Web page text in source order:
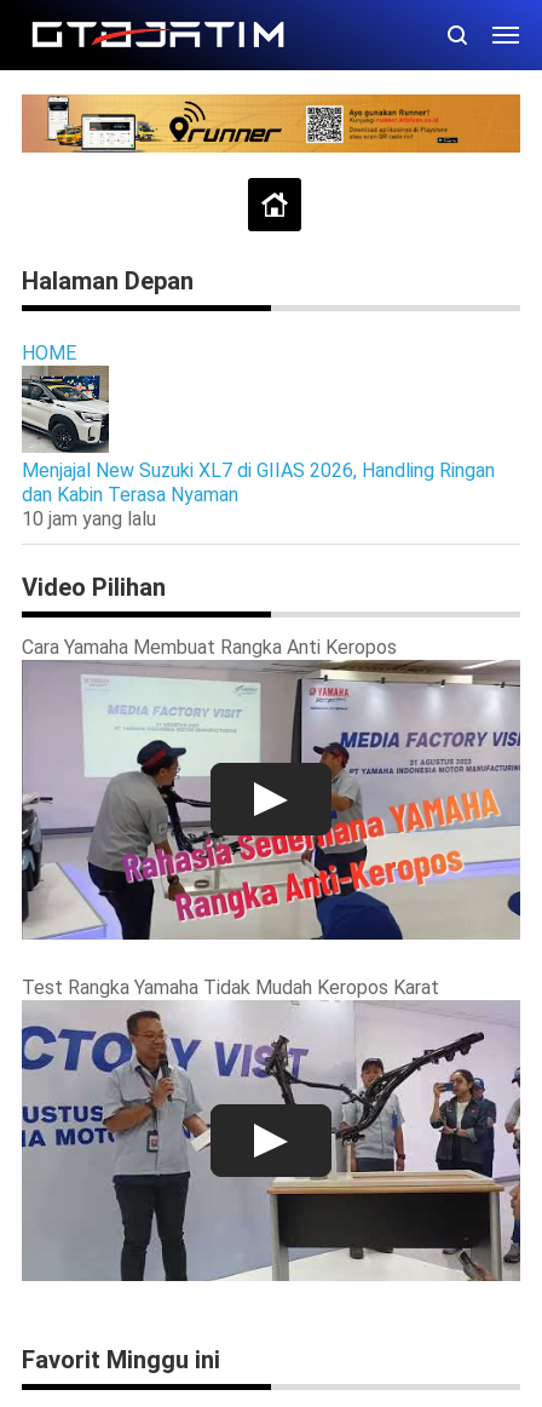
Halaman Depan
HOME
Menjajal New Suzuki XL7 di GIIAS 2026, Handling Ringan
dan Kabin Terasa Nyaman
10 jam yang lalu
Video Pilihan
Cara Yamaha Membuat Rangka Anti Keropos
Test Rangka Yamaha Tidak Mudah Keropos Karat
Favorit Minggu ini